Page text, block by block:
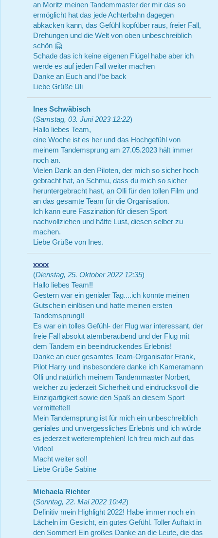
an Moritz meinen Tandemmaster der mir das so
ermöglicht hat das jede Achterbahn dagegen
abkacken kann, das Gefühl kopfüber raus, freier Fall,
Drehungen und die Welt von oben unbeschreiblich
schön 🤗
Schade das ich keine eigenen Flügel habe aber ich
werde es auf jeden Fall weiter machen
Danke an Euch and I‘be back
Liebe Grüße Uli
Ines Schwäbisch
(Samstag, 03. Juni 2023 12:22)
Hallo liebes Team,
eine Woche ist es her und das Hochgefühl von
meinem Tandemsprung am 27.05.2023 hält immer
noch an.
Vielen Dank an den Piloten, der mich so sicher hoch
gebracht hat, an Schmu, dass du mich so sicher
heruntergebracht hast, an Olli für den tollen Film und
an das gesamte Team für die Organisation.
Ich kann eure Faszination für diesen Sport
nachvollziehen und hätte Lust, diesen selber zu
machen.
Liebe Grüße von Ines.
xxxx
(Dienstag, 25. Oktober 2022 12:35)
Hallo liebes Team!!
Gestern war ein genialer Tag....ich konnte meinen
Gutschein einlösen und hatte meinen ersten
Tandemsprung!!
Es war ein tolles Gefühl- der Flug war interessant, der
freie Fall absolut atemberaubend und der Flug mit
dem Tandem ein beeindruckendes Erlebnis!
Danke an euer gesamtes Team-Organisator Frank,
Pilot Harry und insbesondere danke ich Kameramann
Olli und natürlich meinem Tandemmaster Norbert,
welcher zu jederzeit Sicherheit und eindrucksvoll die
Einzigartigkeit sowie den Spaß an diesem Sport
vermittelte!!
Mein Tandemsprung ist für mich ein unbeschreiblich
geniales und unvergessliches Erlebnis und ich würde
es jederzeit weiterempfehlen! Ich freu mich auf das
Video!
Macht weiter so!!
Liebe Grüße Sabine
Michaela Richter
(Sonntag, 22. Mai 2022 10:42)
Definitiv mein Highlight 2022! Habe immer noch ein
Lächeln im Gesicht, ein gutes Gefühl. Toller Auftakt in
den Sommer! Ein großes Danke an die Leute, die das